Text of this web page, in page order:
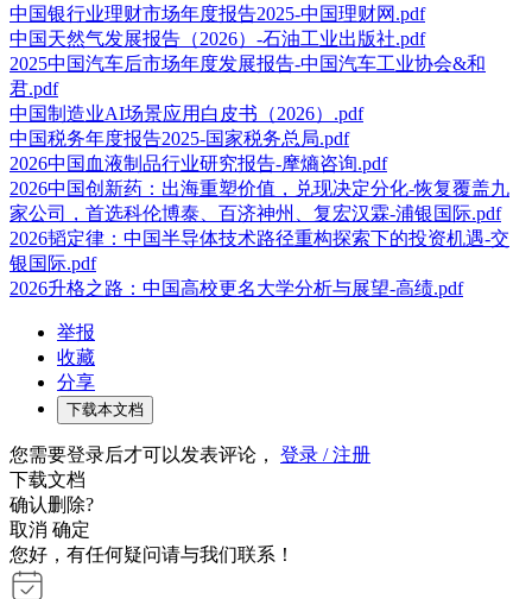
中国银行业理财市场年度报告2025-中国理财网.pdf
中国天然气发展报告（2026）-石油工业出版社.pdf
2025中国汽车后市场年度发展报告-中国汽车工业协会&和
君.pdf
中国制造业AI场景应用白皮书（2026）.pdf
中国税务年度报告2025-国家税务总局.pdf
2026中国血液制品行业研究报告-摩熵咨询.pdf
2026中国创新药：出海重塑价值，兑现决定分化-恢复覆盖九
家公司，首选科伦博泰、百济神州、复宏汉霖-浦银国际.pdf
2026韬定律：中国半导体技术路径重构探索下的投资机遇-交
银国际.pdf
2026升格之路：中国高校更名大学分析与展望-高绩.pdf
举报
收藏
分享
下载本文档
您需要登录后才可以发表评论， 登录 / 注册
下载文档
确认删除?
取消 确定
您好，有任何疑问请与我们联系！